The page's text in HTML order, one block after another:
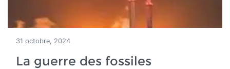
31 octobre, 2024
La guerre des fossiles